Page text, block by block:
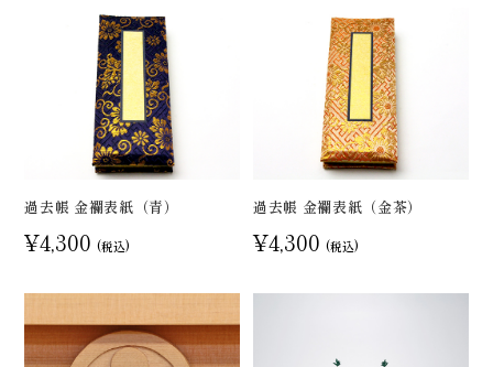
過去帳 金襴表紙（青）
¥4,300 (税込)
過去帳 金襴表紙（金茶）
¥4,300 (税込)